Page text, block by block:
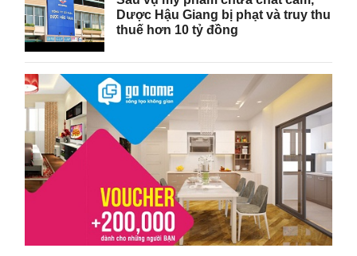
Dược Hậu Giang bị phạt và truy thu
thuế hơn 10 tỷ đồng